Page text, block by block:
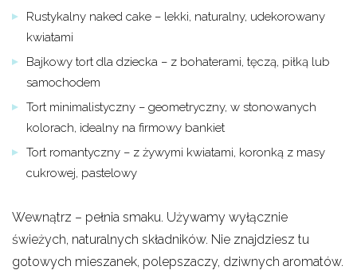
Rustykalny naked cake – lekki, naturalny, udekorowany
kwiatami
Bajkowy tort dla dziecka – z bohaterami, tęczą, piłką lub
samochodem
Tort minimalistyczny – geometryczny, w stonowanych
kolorach, idealny na firmowy bankiet
Tort romantyczny – z żywymi kwiatami, koronką z masy
cukrowej, pastelowy
Wewnątrz – pełnia smaku. Używamy wyłącznie
świeżych, naturalnych składników. Nie znajdziesz tu
gotowych mieszanek, polepszaczy, dziwnych aromatów.